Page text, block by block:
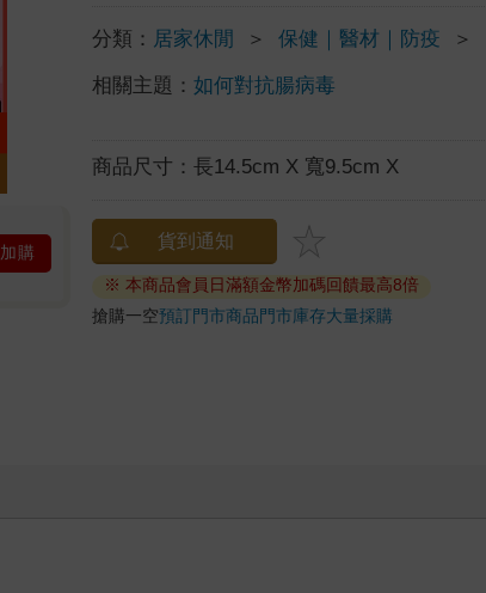
加購
分類： 居家休閒 ＞ 保健｜醫材｜防疫 ＞
相關主題：如何對抗腸病毒
商品尺寸：長14.5cm X 寬9.5cm X
貨到通知
※ 本商品會員日滿額金幣加碼回饋最高8倍
搶購一空預訂門市商品門市庫存大量採購